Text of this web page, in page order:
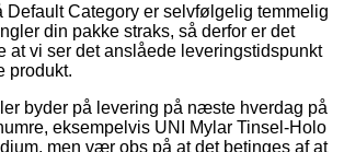
Default Category er selvfølgelig temmelig
din pakke straks, så derfor er det
at vi ser det anslåede leveringstidspunkt
produkt.
byder på levering på næste hverdag på
eksempelvis UNI Mylar Tinsel-Holo
men vær obs på at det betinges af at